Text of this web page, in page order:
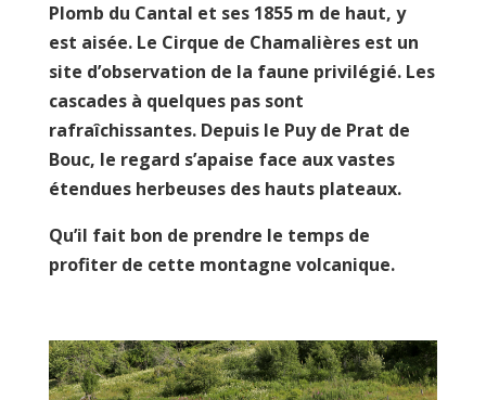
Plomb du Cantal et ses 1855 m de haut, y
est aisée. Le Cirque de Chamalières est un
site d’observation de la faune privilégié. Les
cascades à quelques pas sont
rafraîchissantes. Depuis le Puy de Prat de
Bouc, le regard s’apaise face aux vastes
étendues herbeuses des hauts plateaux.
Qu’il fait bon de prendre le temps de
profiter de cette montagne volcanique.